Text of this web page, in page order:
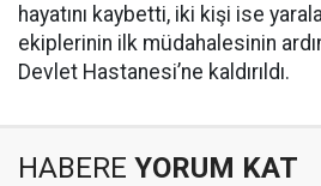
hayatını kaybetti, iki kişi ise
ekiplerinin ilk müdahalesinin
Devlet Hastanesi’ne kaldırıldı.
HABERE YORUM KAT